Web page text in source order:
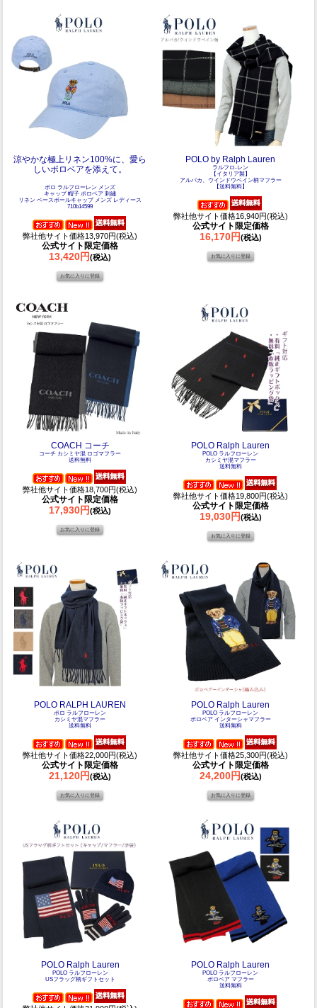
涼やかな極上リネン100%に、愛ら
しいポロベアを添えて。
ポロ ラルフローレン メンズ
キャップ 帽子 ポロベア 刺繡
リネン ベースボールキャップ メンズ レディース
710b14599
弊社他サイト価格13,970円(税込)
公式サイト限定価格
13,420円(税込)
POLO by Ralph Lauren
ラルフロ-レン
【イタリア製】
アルパカ、ウインドウペイン柄マフラー
【送料無料】
弊社他サイト価格16,940円(税込)
公式サイト限定価格
16,170円(税込)
COACH コーチ
コーチ カシミヤ混 ロゴマフラー
送料無料
弊社他サイト価格18,700円(税込)
公式サイト限定価格
17,930円(税込)
POLO Ralph Lauren
POLO ラルフローレン
カシミヤ混マフラー
送料無料
弊社他サイト価格19,800円(税込)
公式サイト限定価格
19,030円(税込)
POLO RALPH LAUREN
ポロ ラルフローレン
カシミヤ混マフラー
送料無料
弊社他サイト価格22,000円(税込)
公式サイト限定価格
21,120円(税込)
POLO Ralph Lauren
POLO ラルフローレン
ポロベア インターシャマフラー
送料無料
弊社他サイト価格25,300円(税込)
公式サイト限定価格
24,200円(税込)
POLO Ralph Lauren
POLO ラルフローレン
USフラッグ柄ギフトセット
POLO Ralph Lauren
POLO ラルフローレン
ポロベア マフラー
送料無料